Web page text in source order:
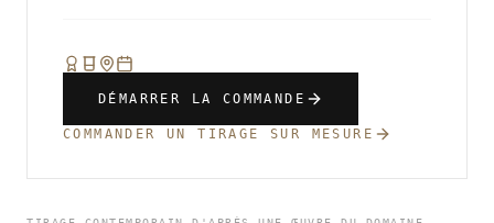
DÉMARRER LA COMMANDE
COMMANDER UN TIRAGE SUR MESURE